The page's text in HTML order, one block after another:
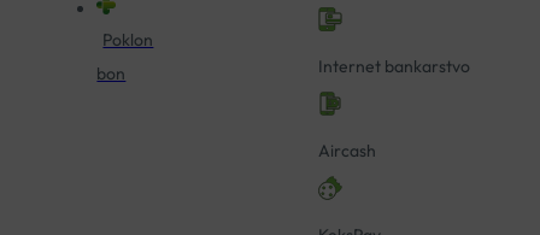
Poklon
bon
Internet bankarstvo
Aircash